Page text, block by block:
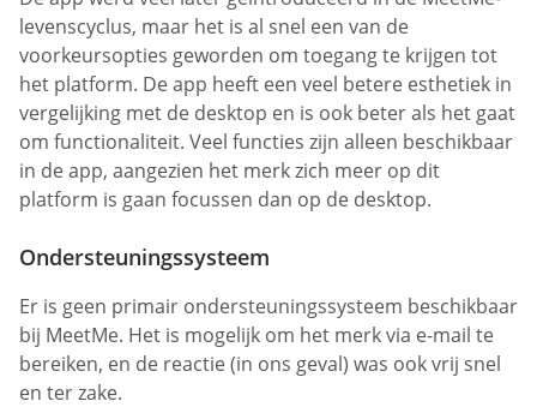
levenscyclus, maar het is al snel een van de
voorkeursopties geworden om toegang te krijgen tot
het platform. De app heeft een veel betere esthetiek in
vergelijking met de desktop en is ook beter als het gaat
om functionaliteit. Veel functies zijn alleen beschikbaar
in de app, aangezien het merk zich meer op dit
platform is gaan focussen dan op de desktop.
Ondersteuningssysteem
Er is geen primair ondersteuningssysteem beschikbaar
bij MeetMe. Het is mogelijk om het merk via e-mail te
bereiken, en de reactie (in ons geval) was ook vrij snel
en ter zake.